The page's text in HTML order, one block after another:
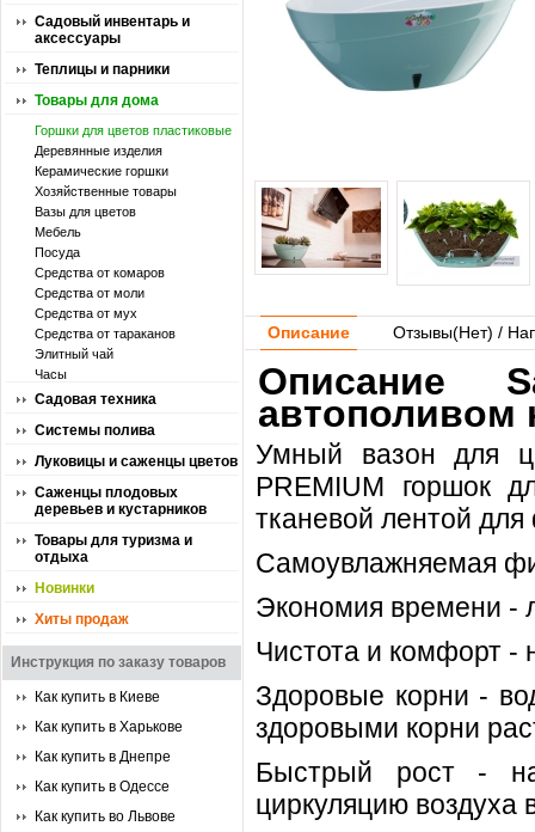
Садовый инвентарь и
аксессуары
Теплицы и парники
Товары для дома
Горшки для цветов пластиковые
Деревянные изделия
Керамические горшки
Хозяйственные товары
Вазы для цветов
Мебель
Посуда
Средства от комаров
Средства от моли
Средства от мух
Средства от тараканов
Элитный чай
Часы
Садовая техника
Системы полива
Луковицы и саженцы цветов
Саженцы плодовых
деревьев и кустарников
Товары для туризма и
отдыха
Новинки
Хиты продаж
Инструкция по заказу товаров
Как купить в Киеве
Как купить в Харькове
Как купить в Днепре
Как купить в Одессе
Как купить во Львове
Описание Отзывы(Нет) /
Описание
Умный вазон для
PREMIUM горшок
тканевой лентой
Самоувлажняемая
Экономия времени -
Чистота и комфорт -
Здоровые корни -
здоровыми корни
Быстрый рост -
циркуляцию воздуха